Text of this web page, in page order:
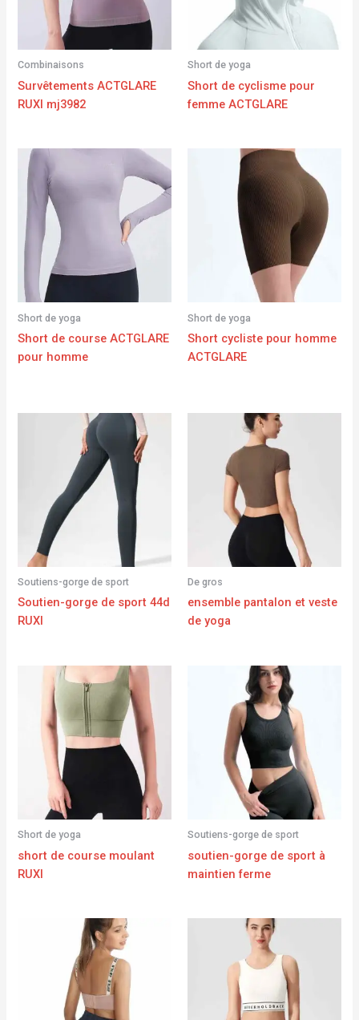
Combinaisons
Survêtements ACTGLARE
RUXI mj3982
Short de yoga
Short de cyclisme pour
femme ACTGLARE
Short de yoga
Short de course ACTGLARE
pour homme
Short de yoga
Short cycliste pour homme
ACTGLARE
Soutiens-gorge de sport
Soutien-gorge de sport 44d
RUXI
De gros
ensemble pantalon et veste
de yoga
Short de yoga
short de course moulant
RUXI
Soutiens-gorge de sport
soutien-gorge de sport à
maintien ferme